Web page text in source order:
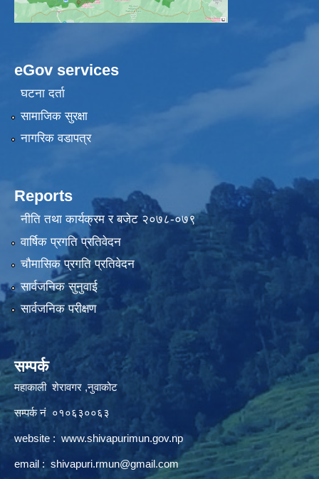
eGov services
घटना दर्ता
सामाजिक सुरक्षा
नागरिक वडापत्र
Reports
नीति तथा कार्यक्रम र बजेट २०७८-०७९
वार्षिक प्रगति प्रतिवेदन
चौमासिक प्रगति प्रतिवेदन
सार्वजनिक सुनुवाई
सार्वजनिक परीक्षण
सम्पर्क
महाकाली शेरावगर ,नुवाकोट
सम्पर्क नं ०१०६३००६३
website : www.shivapurimun.gov.np
email : shivapuri.rmun@gmail.com